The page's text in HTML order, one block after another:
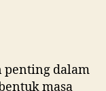
penting dalam
masa